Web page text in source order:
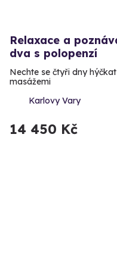
Relaxace a
dva s polopenzí
Nechte se čtyři dny
masážemi
Karlovy Vary
14 450 Kč